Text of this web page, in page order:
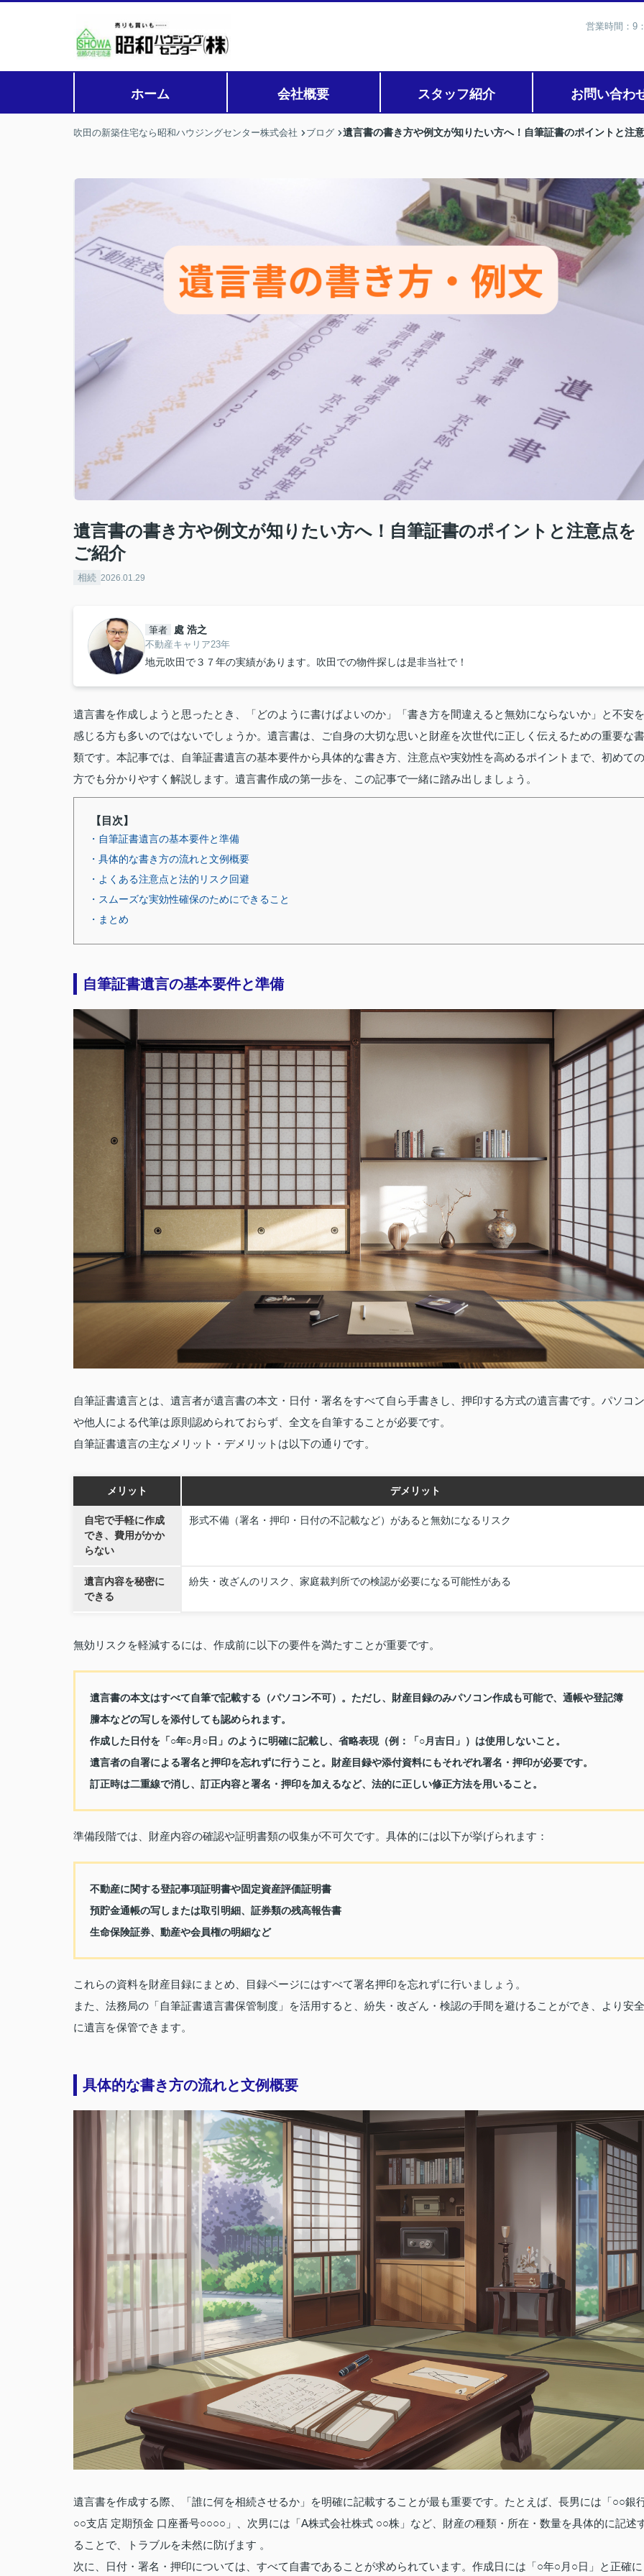
営業時間：9
ホーム 会社概要 スタッフ紹介 お問い合わ
吹田の新築住宅なら昭和ハウジングセンター株式会社 ブログ 遺言書の書き方や例文が知りたい方へ！自筆証書のポイントと注
遺言書の書き方や例文が知りたい方へ！自筆証書のポイントと注意点を
ご紹介
相続 2026.01.29
筆者 處 浩之
不動産キャリア23年
地元吹田で３７年の実績があります。吹田での物件探しは是非当社で！
遺言書を作成しようと思ったとき、「どのように書けばよいのか」「書き方を間違えると無効にならないか」と不安を
感じる方も多いのではないでしょうか。遺言書は、ご自身の大切な思いと財産を次世代に正しく伝えるための重要な書
類です。本記事では、自筆証書遺言の基本要件から具体的な書き方、注意点や実効性を高めるポイントまで、初めての
方でも分かりやすく解説します。遺言書作成の第一歩を、この記事で一緒に踏み出しましょう。
【目次】
・自筆証書遺言の基本要件と準備
・具体的な書き方の流れと文例概要
・よくある注意点と法的リスク回避
・スムーズな実効性確保のためにできること
・まとめ
自筆証書遺言の基本要件と準備
自筆証書遺言とは、遺言者が遺言書の本文・日付・署名をすべて自ら手書きし、押印する方式の遺言書です。パソコン
や他人による代筆は原則認められておらず、全文を自筆することが必要です。
自筆証書遺言の主なメリット・デメリットは以下の通りです。
メリット デメリット
自宅で手軽に作成
でき、費用がかか
らない
形式不備（署名・押印・日付の不記載など）があると無効になるリスク
遺言内容を秘密に
できる
紛失・改ざんのリスク、家庭裁判所での検認が必要になる可能性がある
無効リスクを軽減するには、作成前に以下の要件を満たすことが重要です。
遺言書の本文はすべて自筆で記載する（パソコン不可）。ただし、財産目録のみパソコン作成も可能で、通帳や登記簿
謄本などの写しを添付しても認められます。
作成した日付を「○年○月○日」のように明確に記載し、省略表現（例：「○月吉日」）は使用しないこと。
遺言者の自署による署名と押印を忘れずに行うこと。財産目録や添付資料にもそれぞれ署名・押印が必要です。
訂正時は二重線で消し、訂正内容と署名・押印を加えるなど、法的に正しい修正方法を用いること。
準備段階では、財産内容の確認や証明書類の収集が不可欠です。具体的には以下が挙げられます：
不動産に関する登記事項証明書や固定資産評価証明書
預貯金通帳の写しまたは取引明細、証券類の残高報告書
生命保険証券、動産や会員権の明細など
これらの資料を財産目録にまとめ、目録ページにはすべて署名押印を忘れずに行いましょう。
また、法務局の「自筆証書遺言書保管制度」を活用すると、紛失・改ざん・検認の手間を避けることができ、より安全
に遺言を保管できます。
具体的な書き方の流れと文例概要
遺言書を作成する際、「誰に何を相続させるか」を明確に記載することが最も重要です。たとえば、長男には「○○銀
○○支店 定期預金 口座番号○○○○」、次男には「A株式会社株式 ○○株」など、財産の種類・所在・数量を具体的に記述
ることで、トラブルを未然に防げます 。
次に、日付・署名・押印については、すべて自書であることが求められています。作成日には「○年○月○日」と正確に